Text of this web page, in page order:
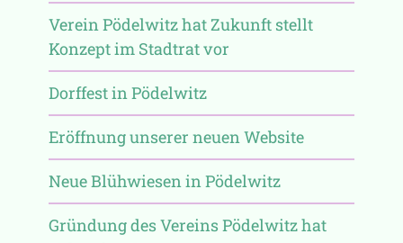
Verein Pödelwitz hat Zukunft stellt
Konzept im Stadtrat vor
Dorffest in Pödelwitz
Eröffnung unserer neuen Website
Neue Blühwiesen in Pödelwitz
Gründung des Vereins Pödelwitz hat